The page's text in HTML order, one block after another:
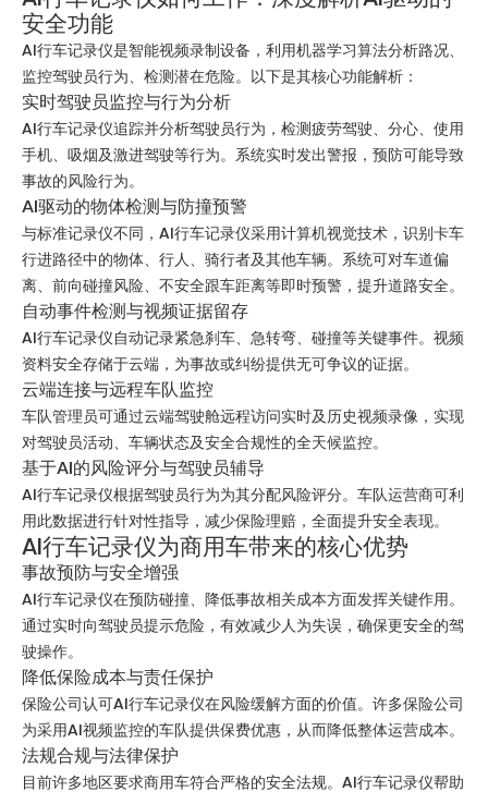
安全功能
AI行车记录仪是智能视频录制设备，利用机器学习算法分析路况、
监控驾驶员行为、检测潜在危险。以下是其核心功能解析：
实时驾驶员监控与行为分析
AI行车记录仪追踪并分析驾驶员行为，检测疲劳驾驶、分心、使用
手机、吸烟及激进驾驶等行为。系统实时发出警报，预防可能导致
事故的风险行为。
AI驱动的物体检测与防撞预警
与标准记录仪不同，AI行车记录仪采用计算机视觉技术，识别卡车
行进路径中的物体、行人、骑行者及其他车辆。系统可对车道偏
离、前向碰撞风险、不安全跟车距离等即时预警，提升道路安全。
自动事件检测与视频证据留存
AI行车记录仪自动记录紧急刹车、急转弯、碰撞等关键事件。视频
资料安全存储于云端，为事故或纠纷提供无可争议的证据。
云端连接与远程车队监控
车队管理员可通过云端驾驶舱远程访问实时及历史视频录像，实现
对驾驶员活动、车辆状态及安全合规性的全天候监控。
基于AI的风险评分与驾驶员辅导
AI行车记录仪根据驾驶员行为为其分配风险评分。车队运营商可利
用此数据进行针对性指导，减少保险理赔，全面提升安全表现。
AI行车记录仪为商用车带来的核心优势
事故预防与安全增强
AI行车记录仪在预防碰撞、降低事故相关成本方面发挥关键作用。
通过实时向驾驶员提示危险，有效减少人为失误，确保更安全的驾
驶操作。
降低保险成本与责任保护
保险公司认可AI行车记录仪在风险缓解方面的价值。许多保险公司
为采用AI视频监控的车队提供保费优惠，从而降低整体运营成本。
法规合规与法律保护
目前许多地区要求商用车符合严格的安全法规。AI行车记录仪帮助